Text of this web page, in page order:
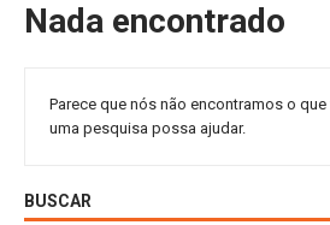
Nada encontrado
Parece que nós não encontramos o
uma pesquisa possa ajudar.
BUSCAR